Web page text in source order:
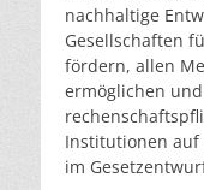
nachhaltige
Gesellschaften
fördern, allen
ermöglichen
Institutionen auf
im